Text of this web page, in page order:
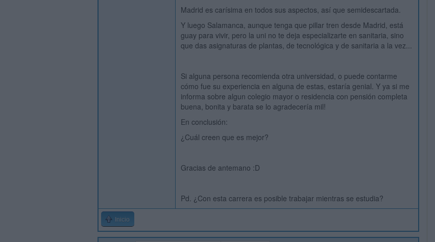
Madrid es carísima en todos sus aspectos, así que semidescartada.
Y luego Salamanca, aunque tenga que pillar tren desde Madrid, está
guay para vivir, pero la uni no te deja especializarte en sanitaria, sino
que das asignaturas de plantas, de tecnológica y de sanitaria a la vez...
Si alguna persona recomienda otra universidad, o puede contarme
cómo fue su experiencia en alguna de estas, estaría genial. Y ya si me
informa sobre algun colegio mayor o residencia con pensión completa
buena, bonita y barata se lo agradecería mil!
En conclusión:
¿Cuál creen que es mejor?
Gracias de antemano :D
Pd. ¿Con esta carrera es posible trabajar mientras se estudia?
Inicio